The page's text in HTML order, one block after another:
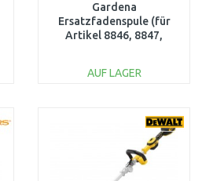
Gardena
Ersatzfadenspule (für
Artikel 8846, 8847,
AUF LAGER